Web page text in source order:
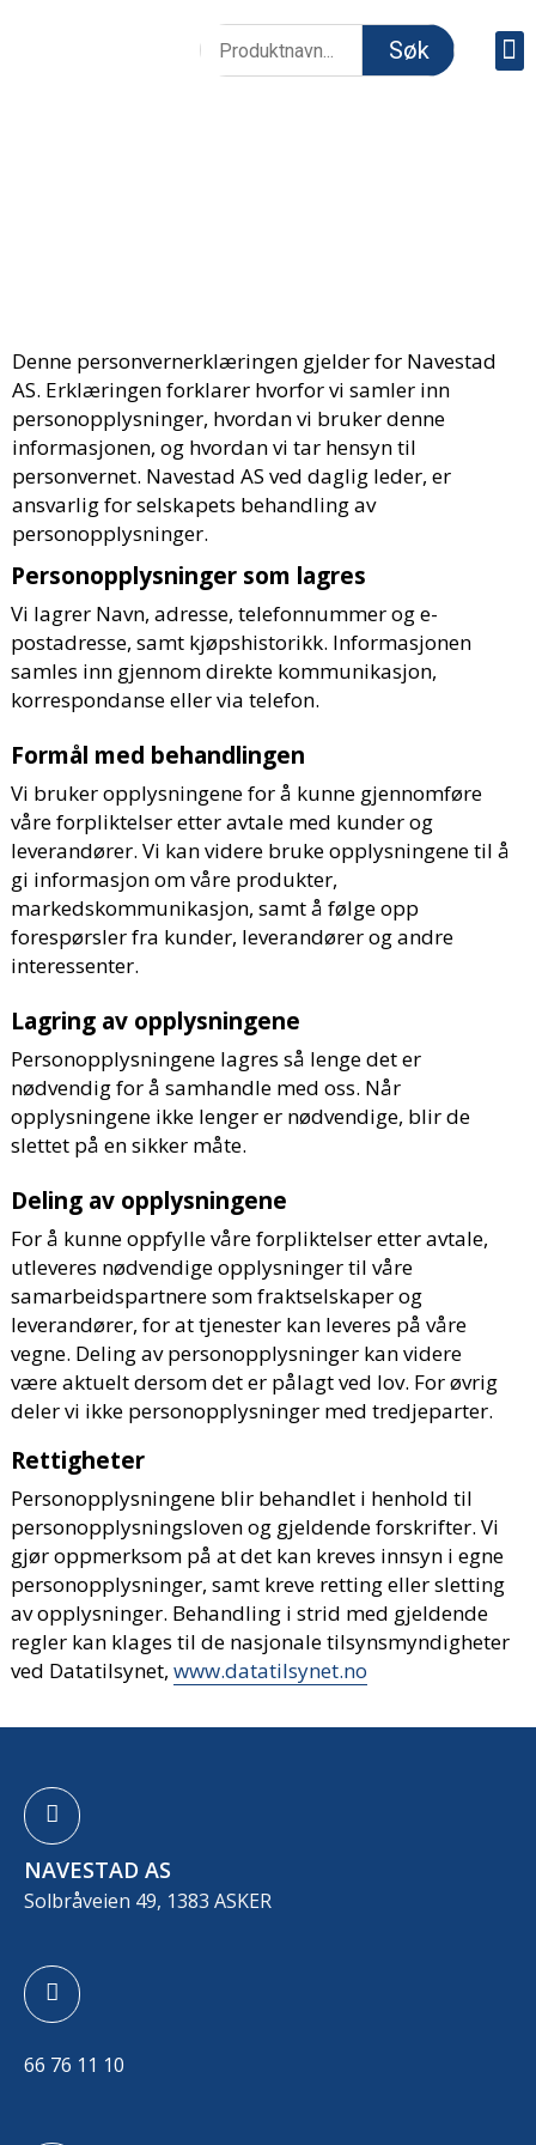
Søk
Denne personvernerklæringen gjelder for Navestad
AS. Erklæringen forklarer hvorfor vi samler inn
personopplysninger, hvordan vi bruker denne
informasjonen, og hvordan vi tar hensyn til
personvernet. Navestad AS ved daglig leder, er
ansvarlig for selskapets behandling av
personopplysninger.
Personopplysninger som lagres
Vi lagrer Navn, adresse, telefonnummer og e-
postadresse, samt kjøpshistorikk. Informasjonen
samles inn gjennom direkte kommunikasjon,
korrespondanse eller via telefon.
Formål med behandlingen
Vi bruker opplysningene for å kunne gjennomføre
våre forpliktelser etter avtale med kunder og
leverandører. Vi kan videre bruke opplysningene til å
gi informasjon om våre produkter,
markedskommunikasjon, samt å følge opp
forespørsler fra kunder, leverandører og andre
interessenter.
Lagring av opplysningene
Personopplysningene lagres så lenge det er
nødvendig for å samhandle med oss. Når
opplysningene ikke lenger er nødvendige, blir de
slettet på en sikker måte.
Deling av opplysningene
For å kunne oppfylle våre forpliktelser etter avtale,
utleveres nødvendige opplysninger til våre
samarbeidspartnere som fraktselskaper og
leverandører, for at tjenester kan leveres på våre
vegne. Deling av personopplysninger kan videre
være aktuelt dersom det er pålagt ved lov. For øvrig
deler vi ikke personopplysninger med tredjeparter.
Rettigheter
Personopplysningene blir behandlet i henhold til
personopplysningsloven og gjeldende forskrifter. Vi
gjør oppmerksom på at det kan kreves innsyn i egne
personopplysninger, samt kreve retting eller sletting
av opplysninger. Behandling i strid med gjeldende
regler kan klages til de nasjonale tilsynsmyndigheter
ved Datatilsynet, www.datatilsynet.no
NAVESTAD AS
Solbråveien 49, 1383 ASKER
66 76 11 10